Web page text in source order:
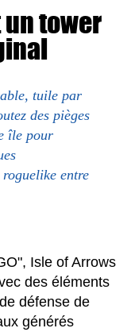
tower
tuile par
des pièges
île pour
entre
Isle of Arrows
des éléments
défense de
générés